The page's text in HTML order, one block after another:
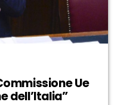
Ue
dell’Italia”